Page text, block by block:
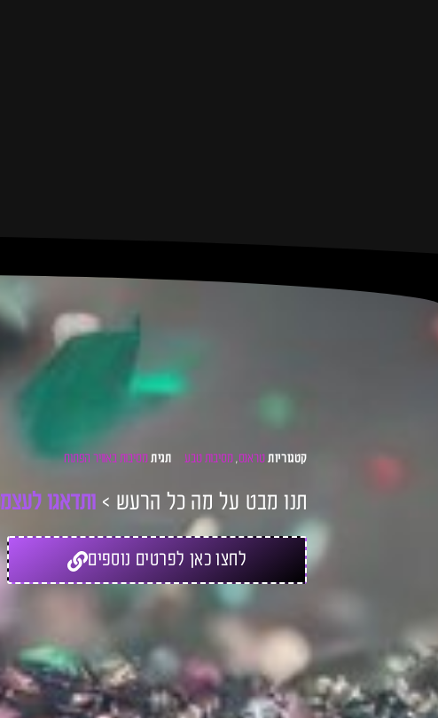
קטגוריות טראנס,מסיבות טבע תגית מסיבות באוויר הפתוח
תנו מבט על מה כל הרעש > ותדאגו לעצמ
לחצו כאן לפרטים נוספים